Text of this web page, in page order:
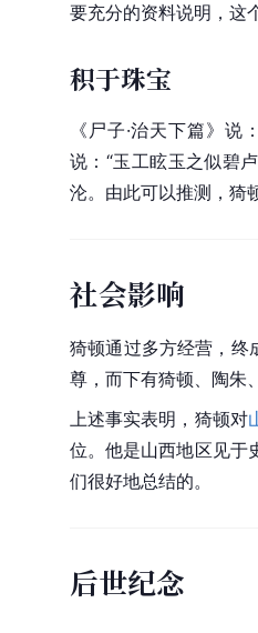
要充分的资料说明，这
积于珠宝
《尸子·治天下篇》
说：“玉工眩玉之似碧
沦。由此可以推测，猗
社会影响
猗顿通过多方经营，终
尊，而下有猗顿、陶朱
上述事实表明，猗顿对
位。他是山西地区见于
们很好地总结的。
后世纪念